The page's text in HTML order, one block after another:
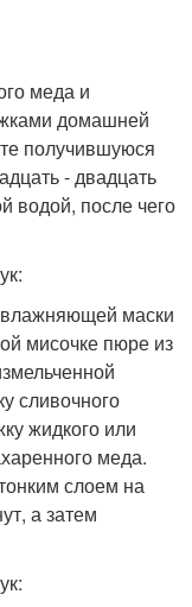
меда и
домашней
получившуюся
- двадцать
водой, после чего
маски
мисочке пюре из
сливочного
жидкого или
меда.
слоем на
а затем